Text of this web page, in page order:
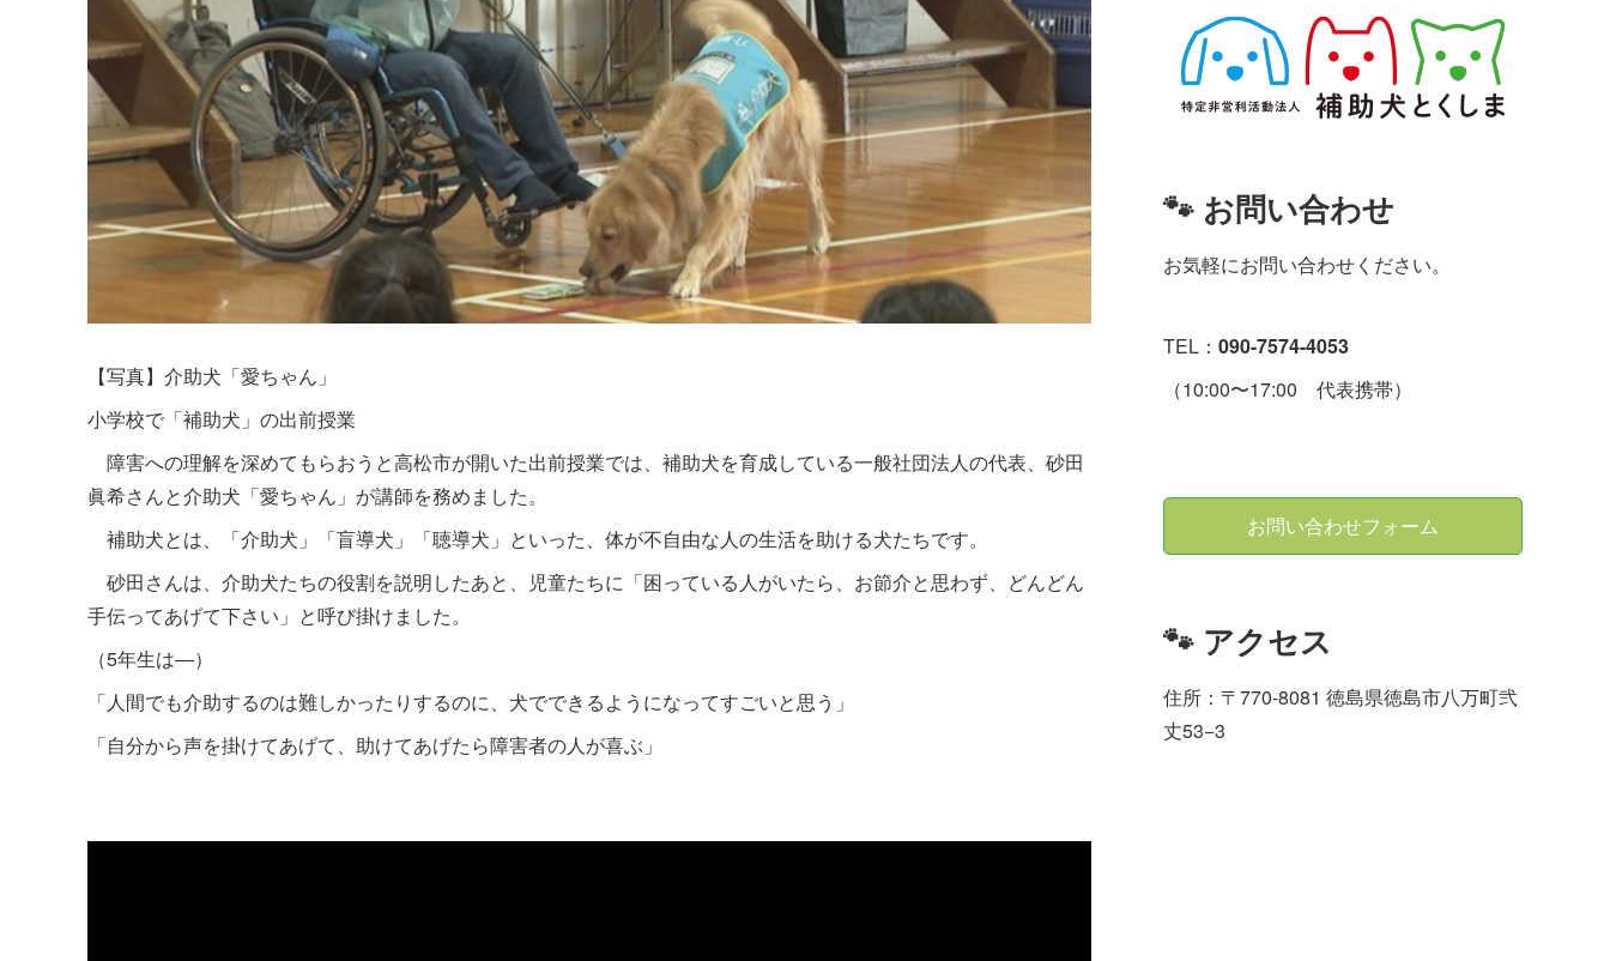
【写真】介助犬「愛ちゃん」
小学校で「補助犬」の出前授業
障害への理解を深めてもらおうと高松市が開いた出前授業では、補助犬を育成している一般社団法人の代表、砂田
眞希さんと介助犬「愛ちゃん」が講師を務めました。
補助犬とは、「介助犬」「盲導犬」「聴導犬」といった、体が不自由な人の生活を助ける犬たちです。
砂田さんは、介助犬たちの役割を説明したあと、児童たちに「困っている人がいたら、お節介と思わず、どんどん
手伝ってあげて下さい」と呼び掛けました。
（5年生は―）
「人間でも介助するのは難しかったりするのに、犬でできるようになってすごいと思う」
「自分から声を掛けてあげて、助けてあげたら障害者の人が喜ぶ」
🐾 お問い合わせ
お気軽にお問い合わせください。
TEL： 090-7574-4053
（10:00〜17:00 代表携帯）
お問い合わせフォーム
🐾 アクセス
住所：〒770-8081 徳島県徳島市八万町弐
丈53−3